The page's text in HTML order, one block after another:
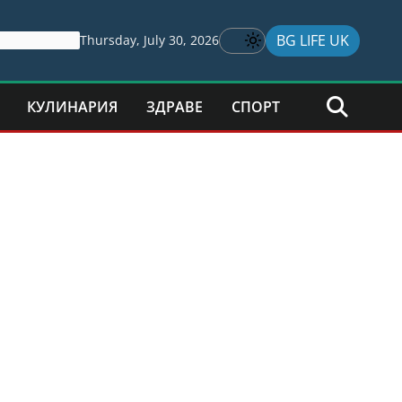
Thursday, July 30, 2026 BG LIFE UK
КУЛИНАРИЯ ЗДРАВЕ СПОРТ